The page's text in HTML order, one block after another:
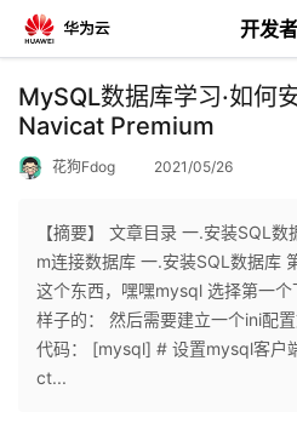
开发者
返
回
个
人
我
MySQL数据库学习·如何
Navicat Premium
花狗Fdog 2021/05/26
【摘要】 文章目录 一.安装SQL
m连接数据库 一.安装SQL数据库
这个东西，嘿嘿mysql 选择第一
样子的： 然后需要建立一个ini配
代码： [mysql] # 设置mysql客户
ct...